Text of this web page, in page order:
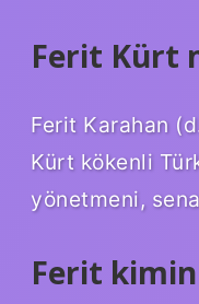
Ferit Kürt
Ferit Karahan
Kürt kökenli
yönetmeni,
Ferit